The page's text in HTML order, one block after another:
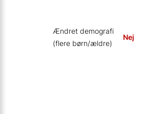
Ændret demografi
(flere børn/ældre)
Nej